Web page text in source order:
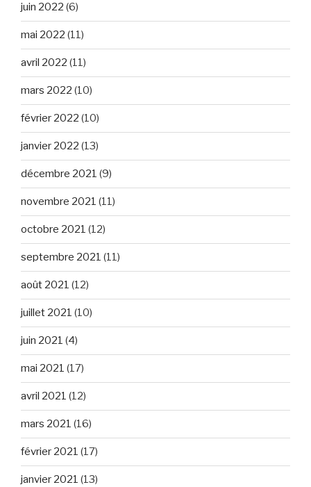
juin 2022 (6)
mai 2022 (11)
avril 2022 (11)
mars 2022 (10)
février 2022 (10)
janvier 2022 (13)
décembre 2021 (9)
novembre 2021 (11)
octobre 2021 (12)
septembre 2021 (11)
août 2021 (12)
juillet 2021 (10)
juin 2021 (4)
mai 2021 (17)
avril 2021 (12)
mars 2021 (16)
février 2021 (17)
janvier 2021 (13)